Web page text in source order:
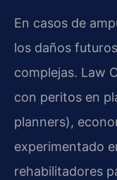
En casos de
los daños
complejas. Law
con peritos en
planners),
experimentado
rehabilitadores